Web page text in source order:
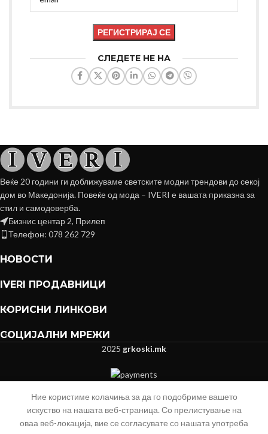
СЛЕДЕТЕ НЕ НА
Веќе 20 години ги доближуваме светските модни трендови до секој
дом во Македонија. Повеќе од мода – IVERI е вашата приказна за
стил и самодоверба.
Бизнис центар 2, Прилеп
Телефон: 078 262 729
НОВОСТИ
IVERI ПРОДАВНИЦИ
КОРИСНИ ЛИНКОВИ
СОЦИЈАЛНИ МРЕЖИ
2025 grkoski.mk
Ние користиме колачиња за да го подобриме вашето
искуство на нашата веб-страница. Со прелистување на
оваа веб-локација, вие се согласувате со нашата употреба